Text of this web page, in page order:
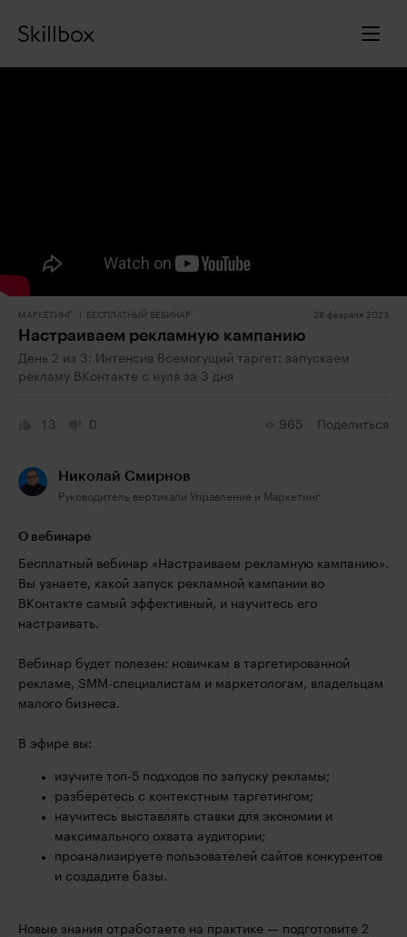
МАРКЕТИНГ БЕСПЛАТНЫЙ ВЕБИНАР 28 февраля 2023
Настраиваем рекламную кампанию
День 2 из 3: Интенсив Всемогущий таргет: запускаем
рекламу ВКонтакте с нуля за 3 дня
13 0 965 Поделиться
Николай Смирнов
Руководитель вертикали Управление и Маркетинг
О вебинаре
Бесплатный вебинар «Настраиваем рекламную кампанию».
Вы узнаете, какой запуск рекламной кампании во
ВКонтакте самый эффективный, и научитесь его
настраивать.
Вебинар будет полезен: новичкам в таргетированной
рекламе, SMM-специалистам и маркетологам, владельцам
малого бизнеса.
В эфире вы:
изучите топ-5 подходов по запуску рекламы;
разберётесь с контекстным таргетингом;
научитесь выставлять ставки для экономии и
максимального охвата аудитории;
проанализируете пользователей сайтов конкурентов
и создадите базы.
Новые знания отработаете на практике — подготовите 2